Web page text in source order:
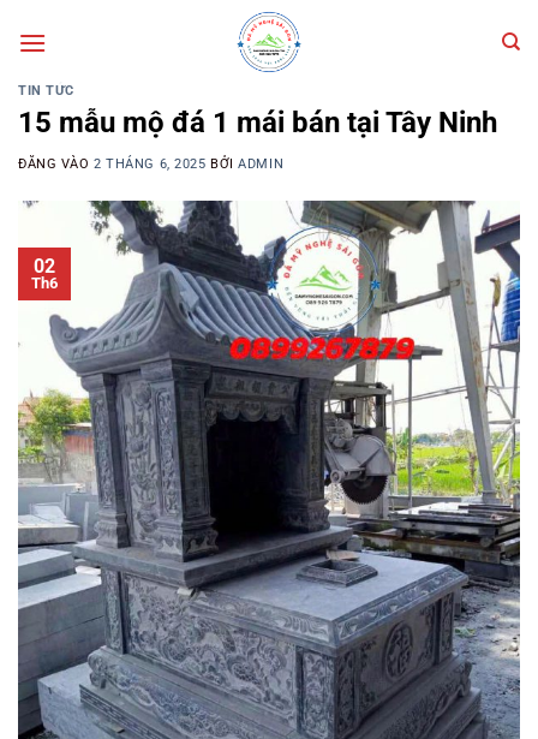
qua
TIN TỨC
15 mẫu mộ đá 1 mái bán tại Tây Ninh
ĐĂNG VÀO2 THÁNG 6, 2025 BỞIADMIN
02
Th6